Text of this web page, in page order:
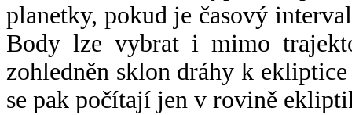
planetky, pokud je časový
Body lze vybrat i mimo
zohledněn sklon dráhy k
se pak počítají jen v rovině